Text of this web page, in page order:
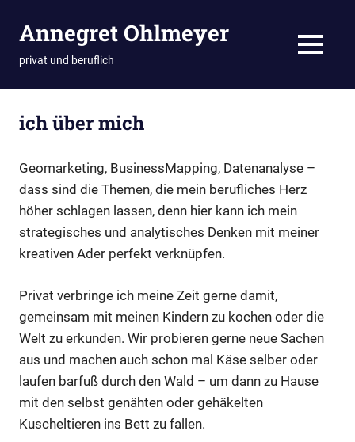
InhaltAnnegret Ohlmeyer
privat und beruflich MENÜ
ich über mich
Geomarketing, BusinessMapping, Datenanalyse –
dass sind die Themen, die mein berufliches Herz
höher schlagen lassen, denn hier kann ich mein
strategisches und analytisches Denken mit meiner
kreativen Ader perfekt verknüpfen.
Privat verbringe ich meine Zeit gerne damit,
gemeinsam mit meinen Kindern zu kochen oder die
Welt zu erkunden. Wir probieren gerne neue Sachen
aus und machen auch schon mal Käse selber oder
laufen barfuß durch den Wald – um dann zu Hause
mit den selbst genähten oder gehäkelten
Kuscheltieren ins Bett zu fallen.